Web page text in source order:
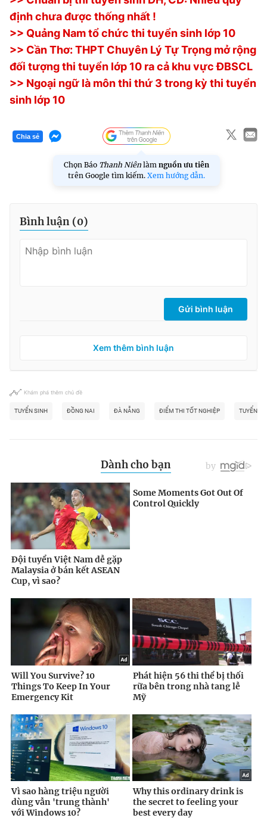
định chưa được thống nhất !
>> Quảng Nam tổ chức thi tuyển sinh lớp 10
>> Cần Thơ: THPT Chuyên Lý Tự Trọng mở rộng
đối tượng thi tuyển lớp 10 ra cả khu vực ĐBSCL
>> Ngoại ngữ là môn thi thứ 3 trong kỳ thi tuyển
sinh lớp 10
Chia sẻ
Chọn Báo Thanh Niên làm nguồn ưu tiên
trên Google tìm kiếm. Xem hướng dẫn.
Bình luận (0)
Gửi bình luận
Xem thêm bình luận
Khám phá thêm chủ đề
TUYỂN SINH ĐỒNG NAI ĐÀ NẴNG ĐIỂM THI TỐT NGHIỆP TUYỂN